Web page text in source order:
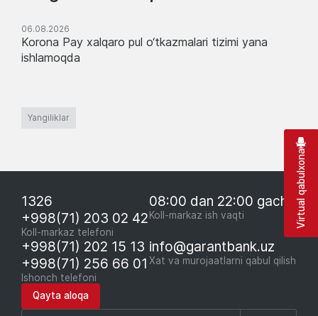
06.08.2026
Korona Pay xalqaro pul o‘tkazmalari tizimi yana
ishlamoqda
Yangiliklar
1326
+998(71) 203 02 42
Koll-markaz telefoni
08:00 dan 22:00 gacha
Koll-markaz ish vaqti
+998(71) 202 15 13
+998(71) 256 66 01
Ishonch telefoni
info@garantbank.uz
Xat va murojaatlarni qabul qilish
Qayta aloqa
Virtual qabulxona